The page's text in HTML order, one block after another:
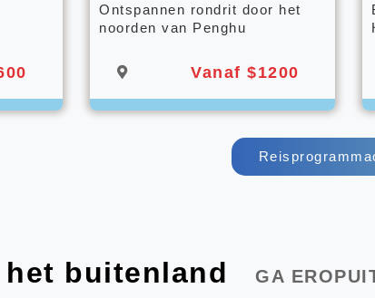
Ontspannen rondrit door het
noorden van Penghu
Vanaf $1200
het buitenland GA